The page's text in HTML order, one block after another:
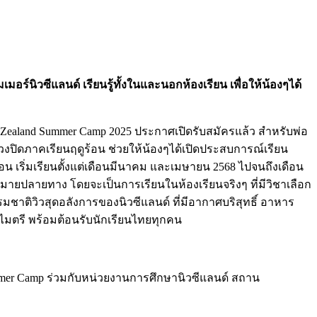
อร์นิวซีแลนด์ เรียนรู้ทั้งในและนอกห้องเรียน เพื่อให้น้องๆได้
Summer Camp 2025 ประกาศเปิดรับสมัครแล้ว สำหรับพ่อ
ปิดภาคเรียนฤดูร้อน ช่วยให้น้องๆได้เปิดประสบการณ์เรียน
เริ่มเรียนตั้งแต่เดือนมีนาคม และเมษายน 2568 ไปจนถึงเดือน
ปลายทาง โดยจะเป็นการเรียนในห้องเรียนจริงๆ ที่มีวิชาเลือก
มชาติวิวสุดอลังการของนิวซีแลนด์ ที่มีอากาศบริสุทธิ์ อาหาร
ตรี พร้อมต้อนรับนักเรียนไทยทุกคน
Camp ร่วมกับหน่วยงานการศึกษานิวซีแลนด์ สถาน